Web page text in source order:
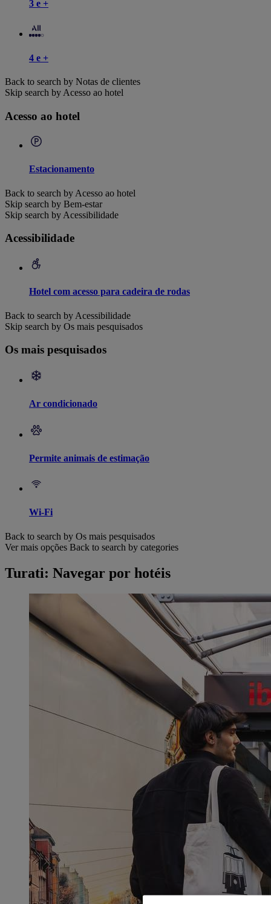
3 e +
4 e +
Back to search by Notas de clientes
Skip search by Acesso ao hotel
Acesso ao hotel
Estacionamento
Back to search by Acesso ao hotel
Skip search by Bem-estar
Skip search by Acessibilidade
Acessibilidade
Hotel com acesso para cadeira de rodas
Back to search by Acessibilidade
Skip search by Os mais pesquisados
Os mais pesquisados
Ar condicionado
Permite animais de estimação
Wi-Fi
Back to search by Os mais pesquisados
Ver mais opções Back to search by categories
Turati: Navegar por hotéis